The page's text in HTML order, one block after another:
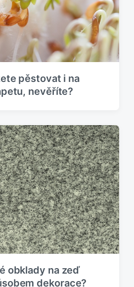
pěstovat i na
nevěříte?
obklady na zeď
dekorace?